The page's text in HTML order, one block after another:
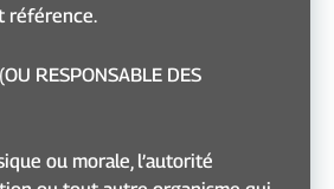
référence.
RESPONSABLE DES
ou morale, l’autorité